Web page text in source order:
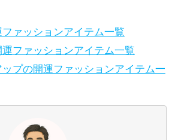
ァッションアイテム一覧
ファッションアイテム一覧
プの開運ファッションアイテム一